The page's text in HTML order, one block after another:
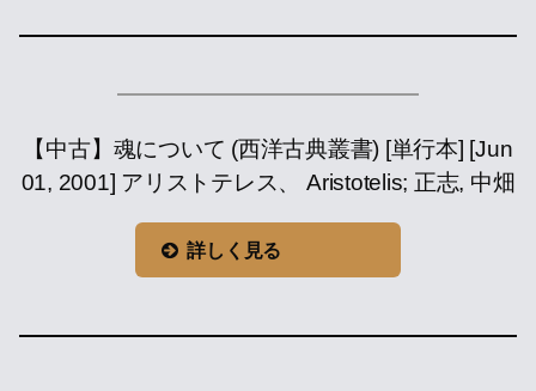
【中古】魂について (西洋古典叢書) [単行本] [Jun
01, 2001] アリストテレス、 Aristotelis; 正志, 中畑
詳しく見る